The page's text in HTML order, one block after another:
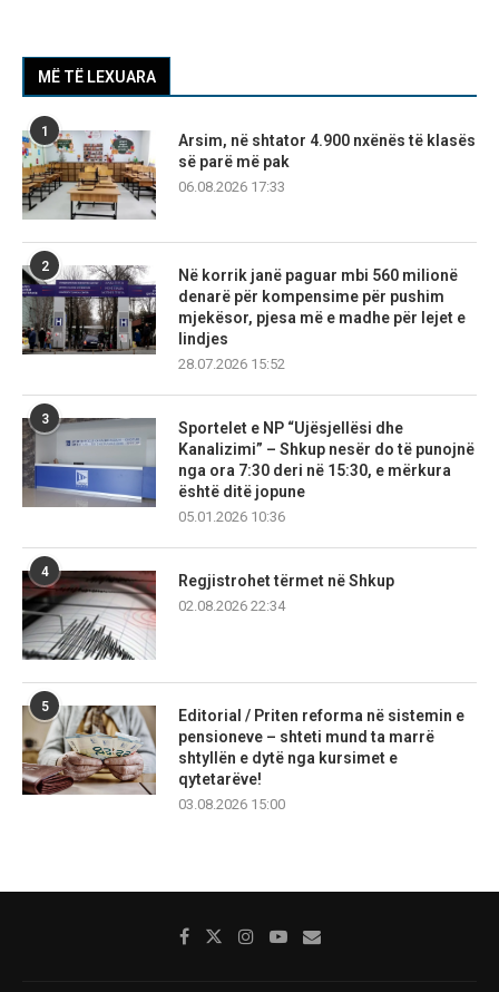
MË TË LEXUARA
1
Arsim, në shtator 4.900 nxënës të klasës
së parë më pak
06.08.2026 17:33
2
Në korrik janë paguar mbi 560 milionë
denarë për kompensime për pushim
mjekësor, pjesa më e madhe për lejet e
lindjes
28.07.2026 15:52
3
Sportelet e NP “Ujësjellësi dhe
Kanalizimi” – Shkup nesër do të punojnë
nga ora 7:30 deri në 15:30, e mërkura
është ditë jopune
05.01.2026 10:36
4
Regjistrohet tërmet në Shkup
02.08.2026 22:34
5
Editorial / Priten reforma në sistemin e
pensioneve – shteti mund ta marrë
shtyllën e dytë nga kursimet e
qytetarëve!
03.08.2026 15:00